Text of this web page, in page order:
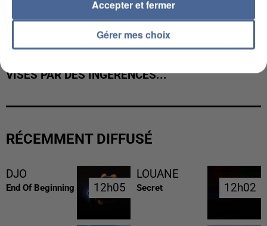
VISÉS PAR DES INGÉRENCES...
RÉCEMMENT DIFFUSÉ
DJO
End Of Beginning 12h05
12h05
LOUANE
Secret 12h02
12h02
Gérer mes choix
Accepter et fermer